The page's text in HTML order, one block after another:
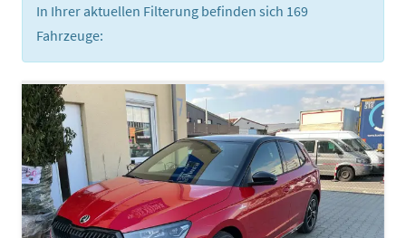
In Ihrer aktuellen Filterung befinden sich 169
Fahrzeuge: